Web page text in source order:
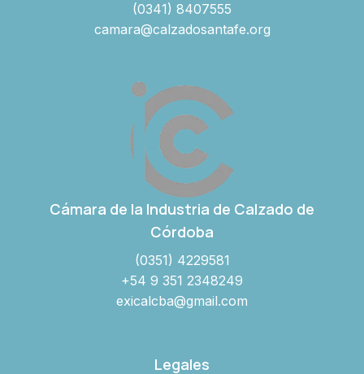
(0341) 8407555
camara@calzadosantafe.org
Cámara de la Industria de Calzado de
Córdoba
(0351) 4229581
+54 9 351 2348249
exicalcba@gmail.com
Legales